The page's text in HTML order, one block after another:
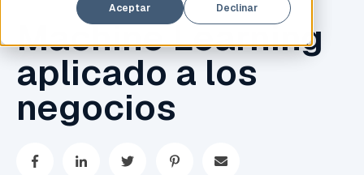
Aceptar
Declinar
Machine Learning
aplicado a los
negocios